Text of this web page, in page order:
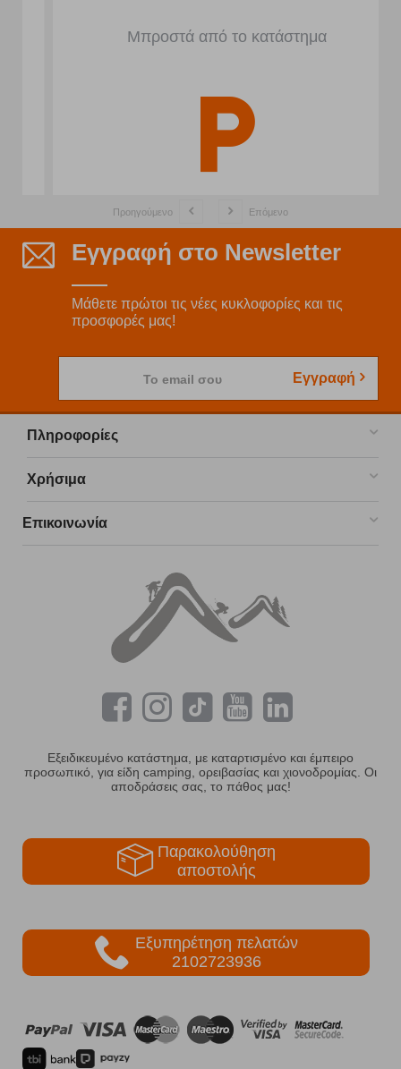
Μπροστά από το κατάστημα
Προηγούμενο Επόμενο
Εγγραφή στο Newsletter
Μάθετε πρώτοι τις νέες κυκλοφορίες και τις
προσφορές μας!
Το email σου Εγγραφή
Πληροφορίες
Χρήσιμα
Επικοινωνία
Εξειδικευμένο κατάστημα, με καταρτισμένο και έμπειρο
προσωπικό, για είδη camping, ορειβασίας και χιονοδρομίας. Οι
αποδράσεις σας, το πάθος μας!
Παρακολούθηση
αποστολής
Εξυπηρέτηση πελατών
2102723936